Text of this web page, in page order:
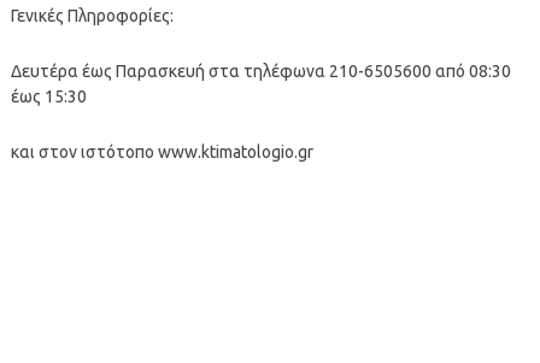
Γενικές Πληροφορίες:
Δευτέρα έως Παρασκευή στα τηλέφωνα 210-6505600 από 08:30
έως 15:30
και στον ιστότοπο www.ktimatologio.gr